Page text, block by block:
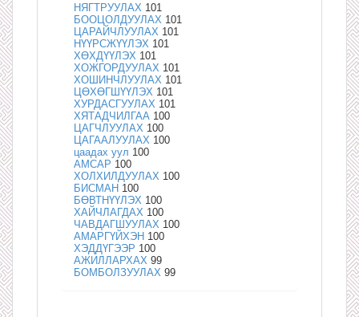
НЯГТРУУЛАХ 101
БООЦОЛДУУЛАХ 101
ЦАРАЙЧЛУУЛАХ 101
НҮҮРСЖҮҮЛЭХ 101
ХӨХДҮҮЛЭХ 101
ХОЖГОРДУУЛАХ 101
ХОШИНЧЛУУЛАХ 101
ЦӨХӨГШҮҮЛЭХ 101
ХУРДАСГУУЛАХ 101
ХЯТАДЧИЛГАА 100
ЦАГЧЛУУЛАХ 100
ЦАГААЛУУЛАХ 100
цаадах уул 100
АМСАР 100
ХОЛХИЛДУУЛАХ 100
БИСМАН 100
БӨВТНҮҮЛЭХ 100
ХАЙЧЛАГДАХ 100
ЧАВДАГШУУЛАХ 100
АМАРГҮЙХЭН 100
ХЭДДҮГЭЭР 100
АЖИЛЛАРХАХ 99
БОМБОЛЗУУЛАХ 99